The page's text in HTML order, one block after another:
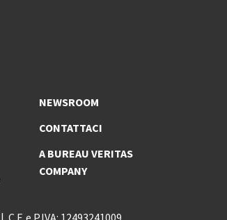
NEWSROOM
CONTATTACI
A BUREAU VERITAS
COMPANY
C.F. e P.IVA: 12493241009